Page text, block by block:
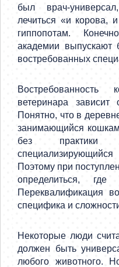
был врач-
лечиться «и корова,
гиппопотам.
академии выпускают
востребованных
Востребованность
ветеринара
Понятно, что в
занимающийся
без практики
Поэтому при
определиться, где
Переквалификация
специфика и
Некоторые люди
должен быть
любого животного.